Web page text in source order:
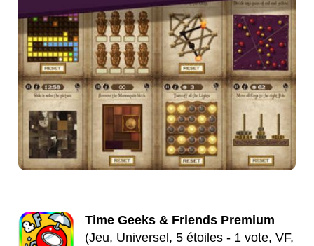
Time Geeks & Friends Premium
(Jeu, Universel, 5 étoiles - 1 vote, VF,